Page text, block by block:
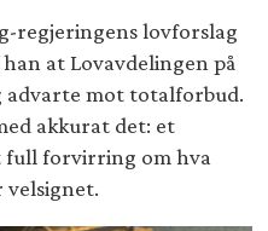
regjeringens lovforslag
at Lovavdelingen på
mot totalforbud.
akkurat det: et
full forvirring om hva
velsignet.